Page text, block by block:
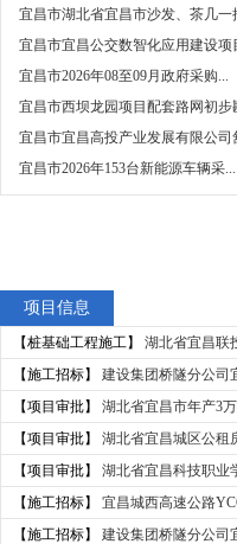
宜昌市湖北省宜昌市沙发、茶几一
宜昌市宜昌公交数智化应用建设项
宜昌市2026年08至09月政府采购...
宜昌市西坝龙园项目配套路网初步
宜昌市宜昌高投产业发展有限公司
宜昌市2026年153台新能源车辆采...
项目信息
【桩基础工程施工】
湖北省宜昌联
【施工招标】
建设集团桥隧分公司
【项目审批】
湖北省宜昌市年产3
【项目审批】
湖北省宜昌城区公租
【项目审批】
湖北省宜昌科技职业
【施工招标】
宜昌城西高速公路
【施工招标】
建设集团桥隧分公司